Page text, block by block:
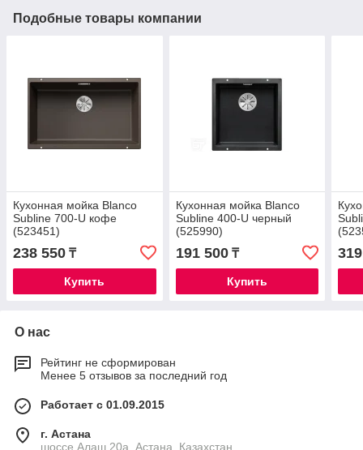
Подобные товары компании
Кухонная мойка Blanco
Subline 700-U кофе
(523451)
238 550 ₸
Купить
Кухонная мойка Blanco
Subline 400-U черный
(525990)
191 500₸
Купить
О нас
Рейтинг не сформирован
Менее 5 отзывов за последний год
Работает с 01.09.2015
г. Астана
шоссе Алаш 20а, Астана, Казахстан